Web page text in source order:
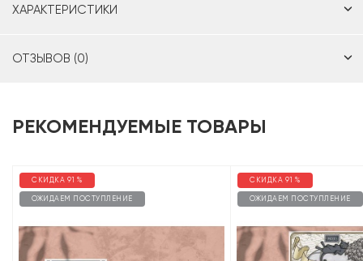
ХАРАКТЕРИСТИКИ
ОТЗЫВОВ (0)
РЕКОМЕНДУЕМЫЕ ТОВАРЫ
СКИДКА 91 %
ОЖИДАЕМ ПОСТУПЛЕНИЕ
СКИДКА 91 %
ОЖИДАЕМ ПОСТУПЛЕНИЕ